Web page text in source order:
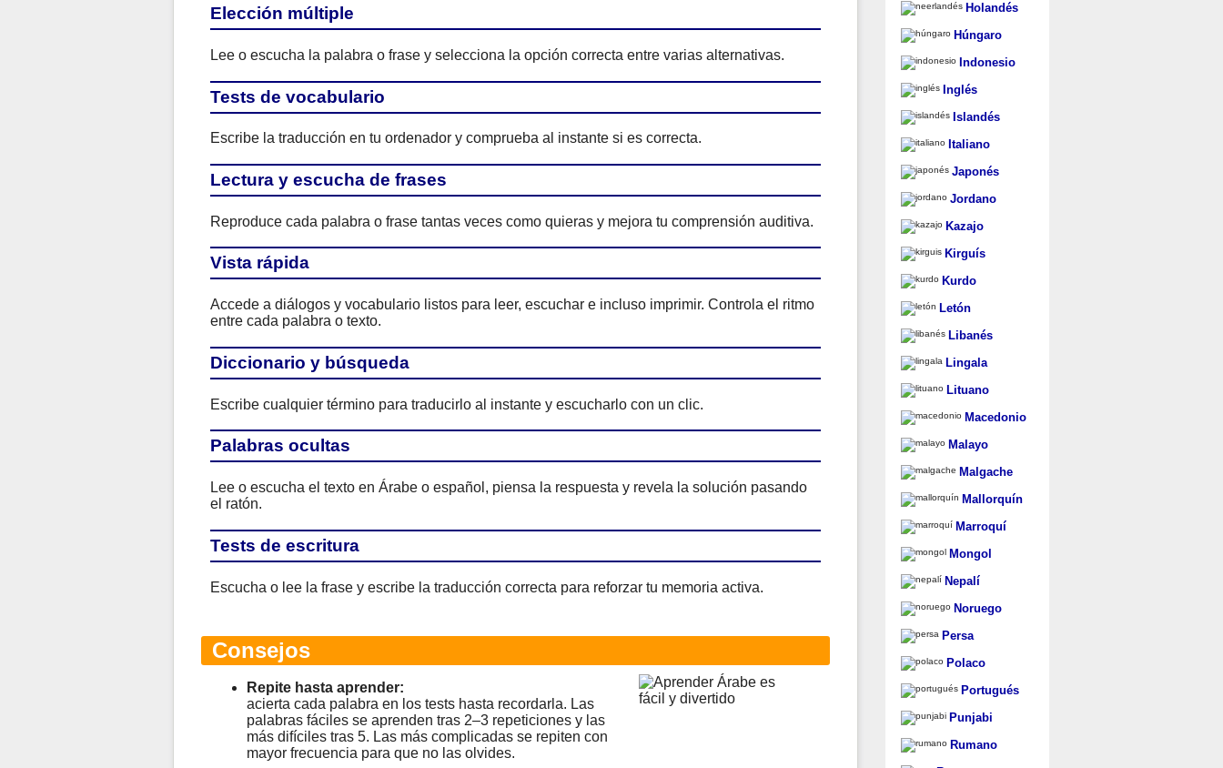
Elección múltiple
Lee o escucha la palabra o frase y selecciona la opción correcta entre varias alternativas.
Tests de vocabulario
Escribe la traducción en tu ordenador y comprueba al instante si es correcta.
Lectura y escucha de frases
Reproduce cada palabra o frase tantas veces como quieras y mejora tu comprensión auditiva.
Vista rápida
Accede a diálogos y vocabulario listos para leer, escuchar e incluso imprimir. Controla el ritmo
entre cada palabra o texto.
Diccionario y búsqueda
Escribe cualquier término para traducirlo al instante y escucharlo con un clic.
Palabras ocultas
Lee o escucha el texto en Árabe o español, piensa la respuesta y revela la solución pasando
el ratón.
Tests de escritura
Escucha o lee la frase y escribe la traducción correcta para reforzar tu memoria activa.
Consejos
Repite hasta aprender:
acierta cada palabra en los tests hasta recordarla. Las
palabras fáciles se aprenden tras 2–3 repeticiones y las
más difíciles tras 5. Las más complicadas se repiten con
mayor frecuencia para que no las olvides.
Holandés
Húngaro
Indonesio
Inglés
Islandés
Italiano
Japonés
Jordano
Kazajo
Kirguís
Kurdo
Letón
Libanés
Lingala
Lituano
Macedonio
Malayo
Malgache
Mallorquín
Marroquí
Mongol
Nepalí
Noruego
Persa
Polaco
Portugués
Punjabi
Rumano